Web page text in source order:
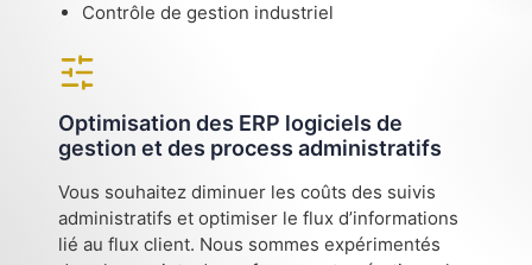
Contrôle de gestion industriel
Optimisation des ERP logiciels de
gestion et des process administratifs
Vous souhaitez diminuer les coûts des suivis
administratifs et optimiser le flux d’informations
lié au flux client. Nous sommes expérimentés